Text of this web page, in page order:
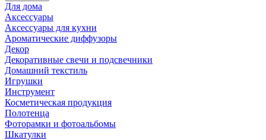
Для дома
Аксессуары
Аксессуары для кухни
Ароматические диффузоры
Декор
Декоративные свечи и подсвечники
Домашний текстиль
Игрушки
Инструмент
Косметическая продукция
Полотенца
Фоторамки и фотоальбомы
Шкатулки